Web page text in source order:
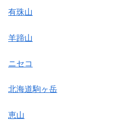
有珠山
羊蹄山
ニセコ
北海道駒ヶ岳
恵山